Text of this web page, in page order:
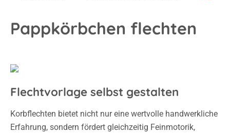
Pappkörbchen flechten
Flechtvorlage selbst gestalten
Korbflechten bietet nicht nur eine wertvolle handwerkliche
Erfahrung, sondern fördert gleichzeitig Feinmotorik,